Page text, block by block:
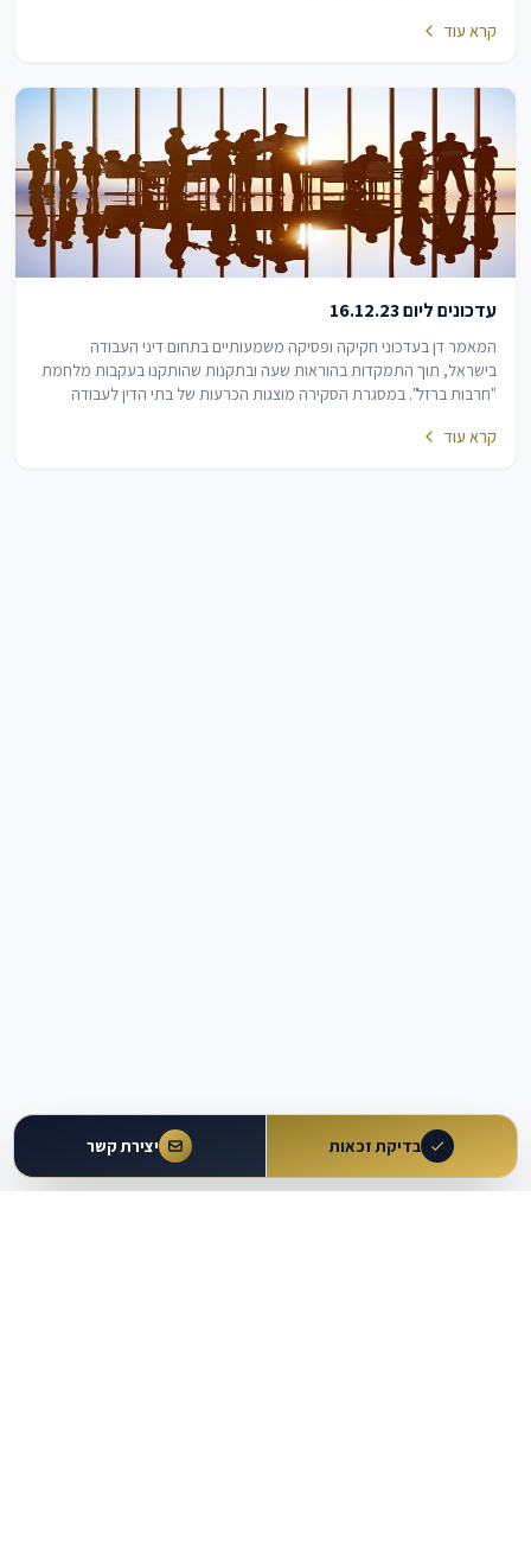
קרא עוד
עדכונים ליום 16.12.23
המאמר דן בעדכוני חקיקה ופסיקה משמעותיים בתחום דיני העבודה
בישראל, תוך התמקדות בהוראות שעה ובתקנות שהותקנו בעקבות מלחמת
"חרבות ברזל". במסגרת הסקירה מוצגות הכרעות של בתי הדין לעבודה
קרא עוד
יצירת קשר בדיקת זכאות